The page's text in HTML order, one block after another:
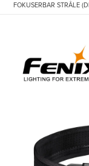
FOKUSERBAR STRÅLE